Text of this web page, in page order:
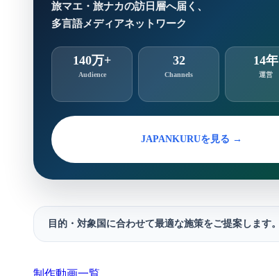
旅マエ・旅ナカの訪日層へ届く、
多言語メディアネットワーク
140万+
Audience
32
Channels
14年
運営
JAPANKURUを見る →
目的・対象国に合わせて最適な施策をご提案します。
制作動画一覧